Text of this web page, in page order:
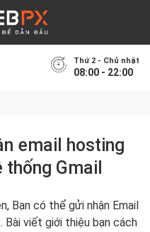
Thứ 2 - Chủ nhật
08:00 - 22:00
email hosting
Gmail
Bạn có thể gửi nhận Email
Bài viết giới thiệu bạn cách